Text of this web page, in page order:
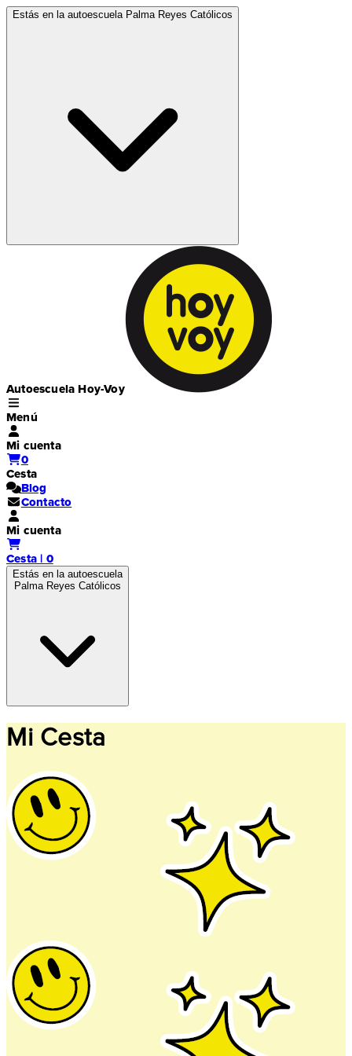
Estás en la autoescuela Palma Reyes Católicos
Autoescuela Hoy-Voy
Menú
Mi cuenta
0
Cesta
Blog
Contacto
Mi cuenta
Cesta | 0
Estás en la autoescuela
Palma Reyes Católicos
Mi Cesta